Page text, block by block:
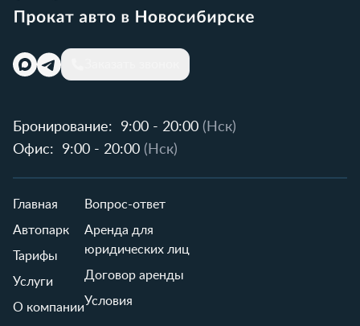
Бронирование: 9:00 - 20:00 (Нск)
Офис:
9:00 - 20:00 (Нск)
Главная
Автопарк
Тарифы
Услуги
О компании
Вопрос-ответ
Аренда для
юридических лиц
Договор аренды
Условия